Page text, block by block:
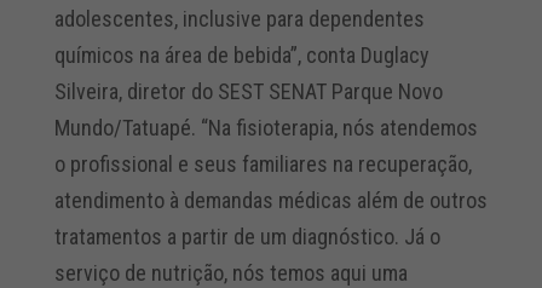
adolescentes, inclusive para dependentes
químicos na área de bebida”, conta Duglacy
Silveira, diretor do SEST SENAT Parque Novo
Mundo/Tatuapé. “Na fisioterapia, nós atendemos
o profissional e seus familiares na recuperação,
atendimento à demandas médicas além de outros
tratamentos a partir de um diagnóstico. Já o
serviço de nutrição, nós temos aqui uma